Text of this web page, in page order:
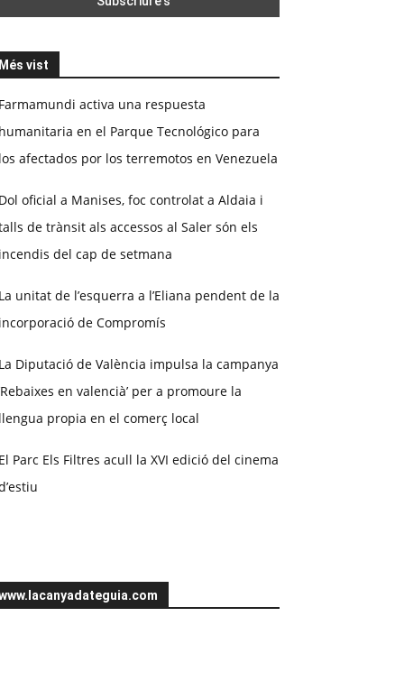
Més vist
Farmamundi activa una respuesta
humanitaria en el Parque Tecnológico para
los afectados por los terremotos en Venezuela
Dol oficial a Manises, foc controlat a Aldaia i
de trànsit als accessos al Saler són els
incendis del cap de setmana
La unitat de l’esquerra a l’Eliana pendent de la
incorporació de Compromís
La Diputació de València impulsa la campanya
en valencià’ per a promoure la
llengua propia en el comerç local
El Parc Els Filtres acull la XVI edició del cinema